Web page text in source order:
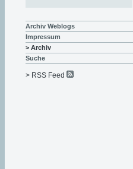
Archiv Weblogs
Impressum
> Archiv
Suche
> RSS Feed